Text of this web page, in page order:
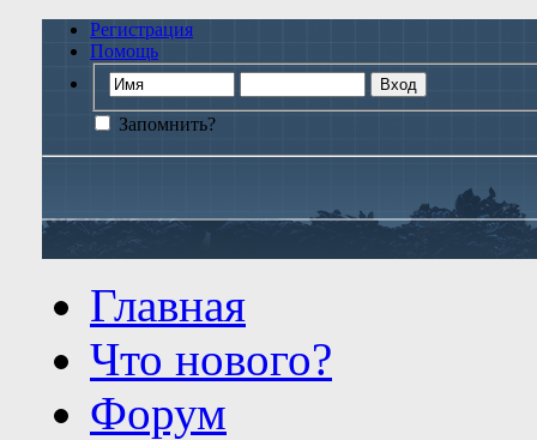
Регистрация
Помощь
Запомнить?
Главная
Что нового?
Форум